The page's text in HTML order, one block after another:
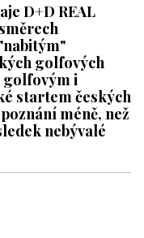
D+D REAL
golfových
golfovým i
startem českých
méně, než
nebývalé